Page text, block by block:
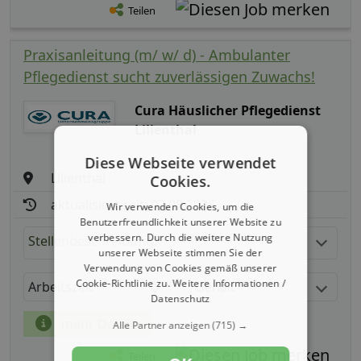
Teilen
Praxisanleitung (m/ w/ d) - Ambulanter
Pflegedienst sucht zuverlässigen Zuwachs!
Cura Häuslicher Pflegedienst
Lilienthal
Lilienthal
aktualisiert seit: 07.08.2026
Stellenbeschreibung:
Arbeitszeit Gehalt
mehr Details
Diese Webseite verwendet
Cookies.
Wir verwenden Cookies, um die
Benutzerfreundlichkeit unserer Website zu
verbessern. Durch die weitere Nutzung
unserer Webseite stimmen Sie der
Verwendung von Cookies gemäß unserer
Cookie-Richtlinie zu.Weitere Informationen /
Datenschutz
Alle Partner anzeigen(715) →